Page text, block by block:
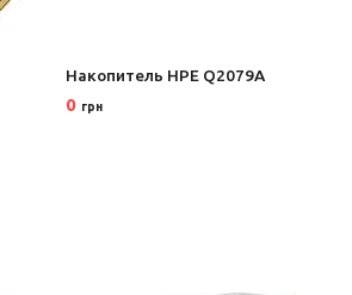
Накопитель HPE Q2079A
0 грн